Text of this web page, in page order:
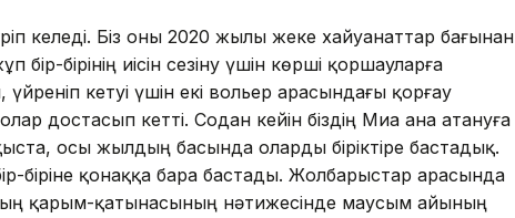
келеді. Біз оны 2020 жылы жеке хайуанаттар бағынан
бірінің иісін сезіну үшін көрші қоршауларға
кетуі үшін екі вольер арасындағы қорғау
достасып кетті. Содан кейін біздің Миа ана атануға
осы жылдың басында оларды біріктіре бастадық.
біріне қонаққа бара бастады. Жолбарыстар арасында
қарым-қатынасының нәтижесінде маусым айының